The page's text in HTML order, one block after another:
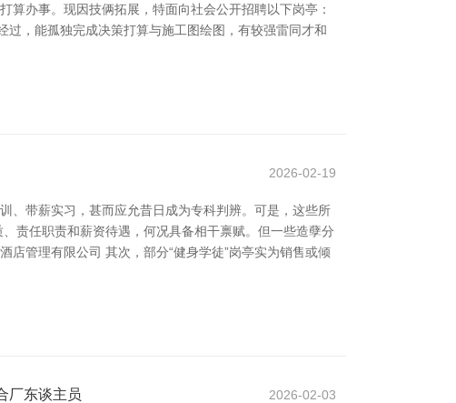
算办事。现因技俩拓展，特面向社会公开招聘以下岗亭：
，能孤独完成决策打算与施工图绘图，有较强雷同才和
2026-02-19
、带薪实习，甚而应允昔日成为专科判辨。可是，这些所
责任职责和薪资待遇，何况具备相干禀赋。但一些造孽分
店管理有限公司 其次，部分“健身学徒”岗亭实为销售或倾
厂东谈主员 2026-02-03